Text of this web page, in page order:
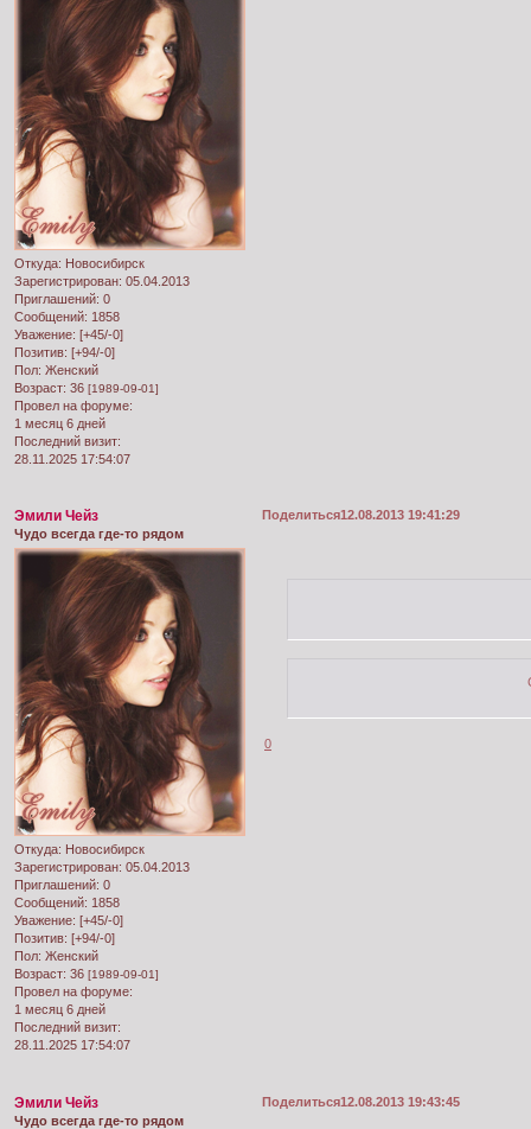
Откуда: Новосибирск
Зарегистрирован: 05.04.2013
Приглашений: 0
Сообщений: 1858
Уважение: [+45/-0]
Позитив: [+94/-0]
Пол: Женский
Возраст: 36 [1989-09-01]
Провел на форуме:
1 месяц 6 дней
Последний визит:
28.11.2025 17:54:07
Поделиться12.08.2013 19:41:29
Эмили Чейз
Чудо всегда где-то рядом
Откуда: Новосибирск
Зарегистрирован: 05.04.2013
Приглашений: 0
Сообщений: 1858
Уважение: [+45/-0]
Позитив: [+94/-0]
Пол: Женский
Возраст: 36 [1989-09-01]
Провел на форуме:
1 месяц 6 дней
Последний визит:
28.11.2025 17:54:07
0
Поделиться12.08.2013 19:43:45
Эмили Чейз
Чудо всегда где-то рядом